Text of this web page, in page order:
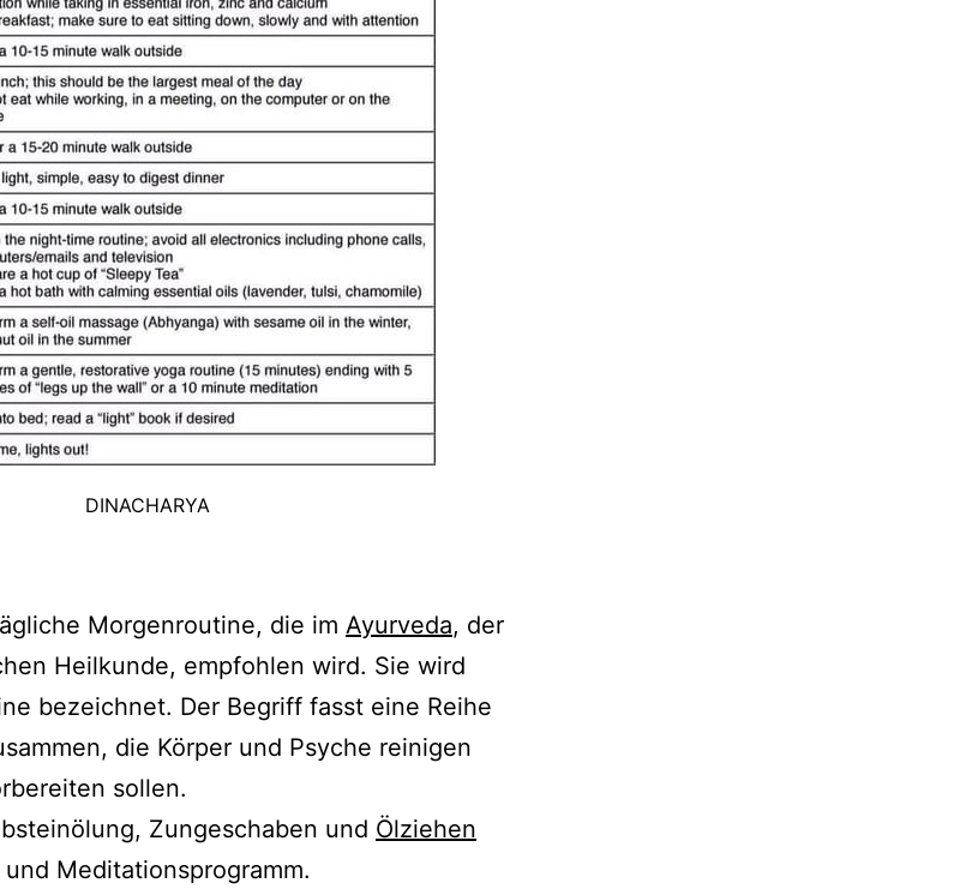
DINACHARYA
Morgenroutine, die im Ayurveda, der
Heilkunde, empfohlen wird. Sie wird
bezeichnet. Der Begriff fasst eine Reihe
die Körper und Psyche reinigen
sollen.
Zungeschaben und Ölziehen
und Meditationsprogramm.